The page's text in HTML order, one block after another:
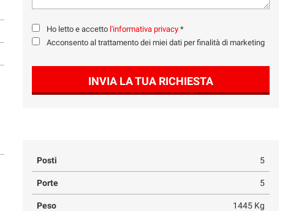
Ho letto e accetto l'informativa privacy *
Acconsento al trattamento dei miei dati per finalità di marketing
INVIA LA TUA RICHIESTA
Posti 5
Porte 5
Peso 1445 Kg